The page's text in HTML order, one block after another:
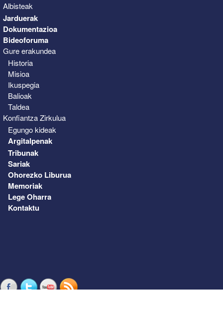
Albisteak
Jarduerak
Dokumentazioa
Bideoforuma
Gure erakundea
Historia
Misioa
Ikuspegia
Balioak
Taldea
Konfiantza Zirkulua
Egungo kideak
Argitalpenak
Tribunak
Sariak
Ohorezko Liburua
Memoriak
Lege Oharra
Kontaktu